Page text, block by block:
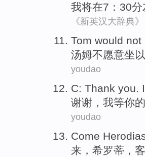
我将在7：30分
《新英汉大辞典》
Tom would not
汤姆不愿意坐
youdao
C: Thank you. I
谢谢 ， 我等你
youdao
Come
来 ， 希罗蒂，